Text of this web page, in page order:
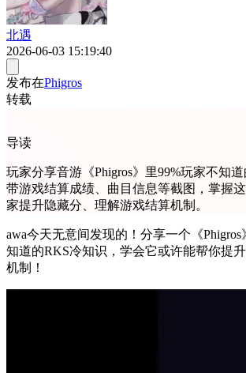
北遇
2026-06-03 15:19:40
发布在Phigros
转载
导读
玩家分享音游《Phigros》里99%玩家不知
带游戏结算成绩、曲目信息等截图，掌握
家提升隐藏分、理解游戏结算机制。
awa今天无意间发现的！分享一个《Phigros
知道的RKS冷知识，学会它或许能帮你提
机制！